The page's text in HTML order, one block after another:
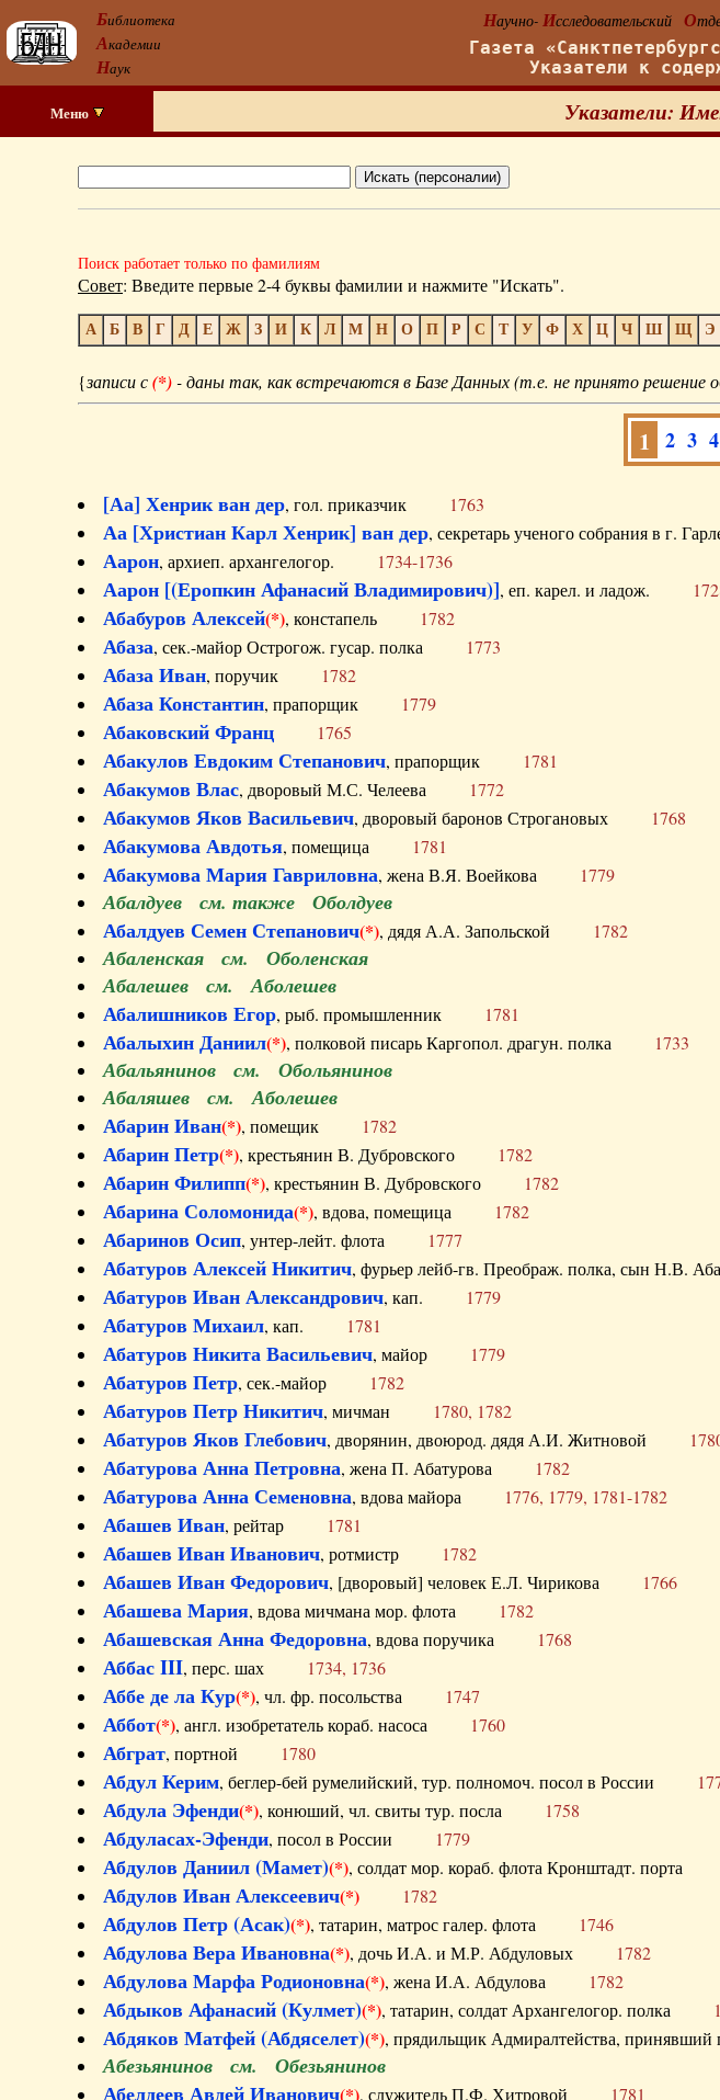
Библиотека
Академии
Наук
Научно- Исследовательский О
Газета
Указатели к
Меню Указатели:
Поиск работает только по фамилиям
Совет: Введите первые 2-4 буквы фамилии и нажмите "Искать".
А Б В Г Д Е Ж З И К Л М Н О П Р С Т У Ф Х Ц Ч Ш Щ Э
{записи с(*)- даны так, как встречаются в Базе Данных (т.е. не принято решение
1 2 3 4
[Аа] Хенрик ван дер, гол. приказчик 1763
Аа [Христиан Карл Хенрик] ван дер, секретарь ученого собрания в г.
Аарон, архиеп. архангелогор. 1734-1736
Аарон [(Еропкин Афанасий Владимирович)], еп. карел. и ладож.
Абабуров Алексей(*), констапель 1782
Абаза, сек.-майор Острогож. гусар. полка 1773
Абаза Иван, поручик 1782
Абаза Константин, прапорщик 1779
Абаковский Франц 1765
Абакулов Евдоким Степанович, прапорщик 1781
Абакумов Влас, дворовый М.С. Челеева 1772
Абакумов Яков Васильевич, дворовый баронов Строгановых 1768
Абакумова Авдотья, помещица 1781
Абакумова Мария Гавриловна, жена В.Я. Воейкова 1779
Абалдуев см. также Оболдуев
Абалдуев Семен Степанович(*), дядя А.А. Запольской 1782
Абаленская см. Оболенская
Абалешев см. Аболешев
Абалишников Егор, рыб. промышленник 1781
Абалыхин Даниил(*), полковой писарь Каргопол. драгун. полка 1733
Абальянинов см. Обольянинов
Абаляшев см. Аболешев
Абарин Иван(*), помещик 1782
Абарин Петр(*), крестьянин В. Дубровского 1782
Абарин Филипп(*), крестьянин В. Дубровского 1782
Абарина Соломонида(*), вдова, помещица 1782
Абаринов Осип, унтер-лейт. флота 1777
Абатуров Алексей Никитич, фурьер лейб-гв. Преображ. полка, сын Н.В.
Абатуров Иван Александрович, кап. 1779
Абатуров Михаил, кап. 1781
Абатуров Никита Васильевич, майор 1779
Абатуров Петр, сек.-майор 1782
Абатуров Петр Никитич, мичман 1780, 1782
Абатуров Яков Глебович, дворянин, двоюрод. дядя А.И. Житновой
Абатурова Анна Петровна, жена П. Абатурова 1782
Абатурова Анна Семеновна, вдова майора 1776, 1779, 1781-1782
Абашев Иван, рейтар 1781
Абашев Иван Иванович, ротмистр 1782
Абашев Иван Федорович, [дворовый] человек Е.Л. Чирикова 1766
Абашева Мария, вдова мичмана мор. флота 1782
Абашевская Анна Федоровна, вдова поручика 1768
Аббас III, перс. шах 1734, 1736
Аббе де ла Кур(*), чл. фр. посольства 1747
Аббот(*), англ. изобретатель кораб. насоса 1760
Абграт, портной 1780
Абдул Керим, беглер-бей румелийский, тур. полномоч. посол в России
Абдула Эфенди(*), конюший, чл. свиты тур. посла 1758
Абдуласах-Эфенди, посол в России 1779
Абдулов Даниил (Мамет)(*), солдат мор. кораб. флота Кронштадт. порта
Абдулов Иван Алексеевич(*) 1782
Абдулов Петр (Асак)(*), татарин, матрос галер. флота 1746
Абдулова Вера Ивановна(*), дочь И.А. и М.Р. Абдуловых 1782
Абдулова Марфа Родионовна(*), жена И.А. Абдулова 1782
Абдыков Афанасий (Кулмет)(*), татарин, солдат Архангелогор. полка
Абдяков Матфей (Абдяселет)(*), прядильщик Адмиралтейства,
Абезьянинов см. Обезьянинов
Абелдеев Авдей Иванович(*), служитель П.Ф. Хитровой 1781